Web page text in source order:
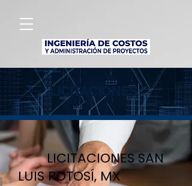
LICITACIONES
LICITACIONES SAN
LUIS POTOSÍ, MX